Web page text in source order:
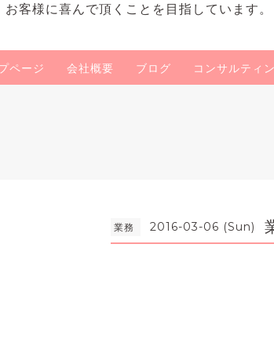
お客様に喜んで頂くことを目指しています。
ページ 会社概要 ブログ コンサルティ
業務 2016-03-06 (Sun)